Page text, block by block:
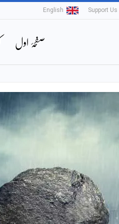
Support Us
English
صفحۂ اول